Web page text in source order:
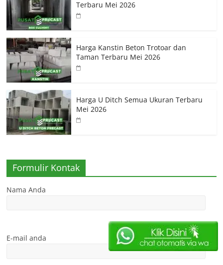
Terbaru Mei 2026
Harga Kanstin Beton Trotoar dan
Taman Terbaru Mei 2026
Harga U Ditch Semua Ukuran Terbaru
Mei 2026
Formulir Kontak
Nama Anda
E-mail anda